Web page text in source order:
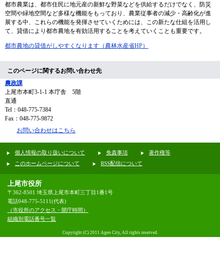
都市農業は、都市住民に地元産の新鮮な野菜などを供給するだけでなく、防災
空間や緑地空間など多様な機能をもっており、農業従事者の減少・高齢化が進
展する中、これらの機能を発揮させていくためには、この新たな仕組を活用し
て、貸借により都市農地を有効活用することを考えていくことも重要です。
都市農地の貸借がしやすくなります（農林水産省HP）
このページに関するお問い合わせ先
農政課
上尾市本町3-1-1 本庁舎 5階
直通
Tel：048-775-7384
Fax：048-775-9872
お問い合わせはこちら
個人情報の取り扱いについて 免責事項
著作権等
このホームページについて
RSS配信について
上尾市役所
〒362-8501 埼玉県上尾市本町三丁目1番1号
電話048-775-5111(代表)
（市役所のアクセス・開庁時間）
組織別電話番号一覧
Copyright (C) 2011 Ageo City, All rights reserved.